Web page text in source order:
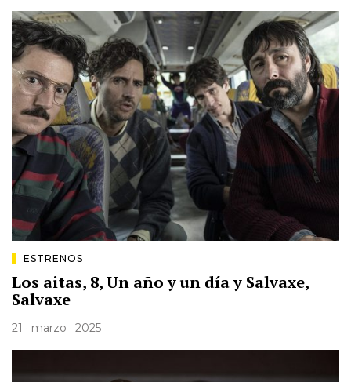
ESTRENOS
Los aitas, 8, Un año y un día y Salvaxe,
Salvaxe
21 · marzo · 2025